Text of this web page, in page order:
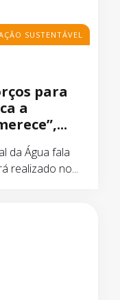
SUSTENTÁVEL
para
a
da Água fala
realizado no...